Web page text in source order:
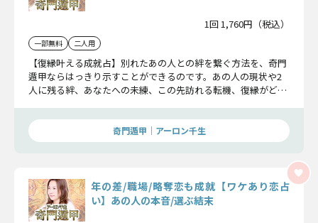
1回 1,760円（税込）
一部無料 二人用
【復縁叶える成就占】別れたあの人との絆を繋ぐ方法を、奇門
遁甲ならはっきり示すことができるのです。あの人の現状や2
人に残る絆、あなたへの未練、この先訪れる転機、復縁がどう
奇門遁甲｜アーロン千生
年の差/職場/略奪恋も成就【ワケあり恋占
い】あの人の本音/選ぶ結末